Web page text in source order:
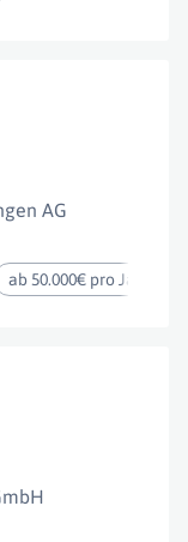
AG
ab 50.000€ pro Jahr